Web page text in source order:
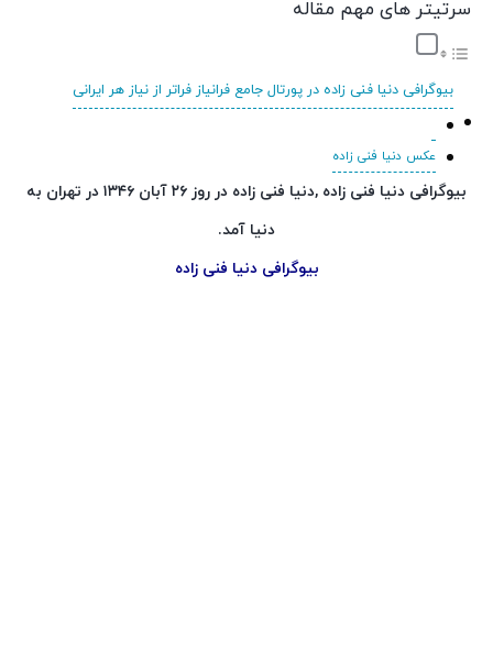
سرتیتر های مهم مقاله
بیوگرافی دنیا فنی زاده در پورتال جامع فرانیاز فراتر از نیاز هر ایرانی
عکس دنیا فنی زاده
بیوگرافی دنیا فنی زاده ,دنیا فنی زاده در روز ۲۶ آبان ۱۳۴۶ در تهران به
دنیا آمد.
بیوگرافی دنیا فنی زاده